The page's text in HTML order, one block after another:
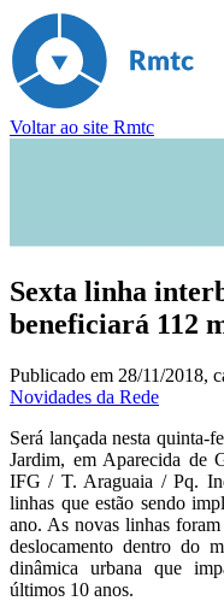
Voltar ao site Rmtc
Sexta linha
beneficiará 112
Publicado em 28/11/2018,
Novidades da Rede
Será lançada nesta quinta-
Jardim, em Aparecida de
IFG / T. Araguaia / Pq.
linhas que estão sendo
ano. As novas linhas foram
deslocamento dentro do
dinâmica urbana que
últimos 10 anos.